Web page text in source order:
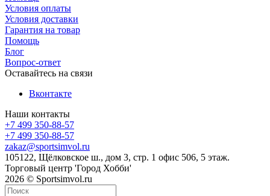
Условия оплаты
Условия доставки
Гарантия на товар
Помощь
Блог
Вопрос-ответ
Оставайтесь на связи
Вконтакте
Наши контакты
+7 499 350-88-57
+7 499 350-88-57
zakaz@sportsimvol.ru
105122, Щёлковское ш., дом 3, стр. 1 офис 506, 5 этаж.
Торговый центр 'Город Хобби'
2026 © Sportsimvol.ru